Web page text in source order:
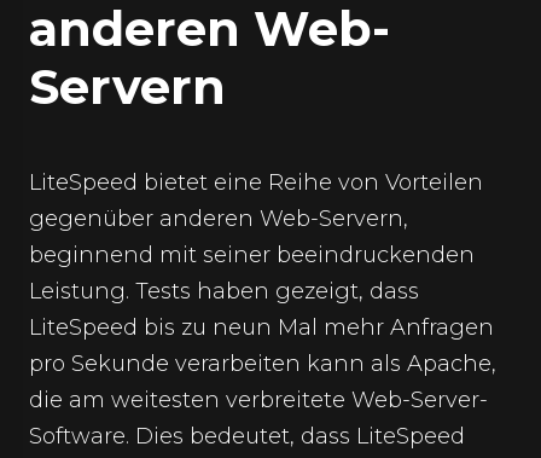
anderen Web-
Servern
LiteSpeed bietet eine Reihe von Vorteilen
gegenüber anderen Web-Servern,
beginnend mit seiner beeindruckenden
Leistung. Tests haben gezeigt, dass
LiteSpeed bis zu neun Mal mehr Anfragen
pro Sekunde verarbeiten kann als Apache,
die am weitesten verbreitete Web-Server-
Software. Dies bedeutet, dass LiteSpeed